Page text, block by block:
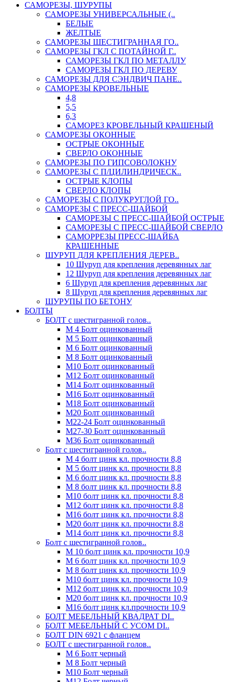
САМОРЕЗЫ, ШУРУПЫ
САМОРЕЗЫ УНИВЕРСАЛЬНЫЕ (..
БЕЛЫЕ
ЖЕЛТЫЕ
САМОРЕЗЫ ШЕСТИГРАННАЯ ГО..
САМОРЕЗЫ ГКЛ С ПОТАЙНОЙ Г..
САМОРЕЗЫ ГКЛ ПО МЕТАЛЛУ
САМОРЕЗЫ ГКЛ ПО ДЕРЕВУ
САМОРЕЗЫ ДЛЯ СЭНДВИЧ ПАНЕ..
САМОРЕЗЫ КРОВЕЛЬНЫЕ
4,8
5,5
6,3
САМОРЕЗ КРОВЕЛЬНЫЙ КРАШЕНЫЙ
САМОРЕЗЫ ОКОННЫЕ
ОСТРЫЕ ОКОННЫЕ
СВЕРЛО ОКОННЫЕ
САМОРЕЗЫ ПО ГИПСОВОЛОКНУ
САМОРЕЗЫ С П/ЦИЛИНДРИЧЕСК..
ОСТРЫЕ КЛОПЫ
СВЕРЛО КЛОПЫ
САМОРЕЗЫ С ПОЛУКРУГЛОЙ ГО..
САМОРЕЗЫ С ПРЕСС-ШАЙБОЙ
САМОРЕЗЫ С ПРЕСС-ШАЙБОЙ ОСТРЫЕ
САМОРЕЗЫ С ПРЕСС-ШАЙБОЙ СВЕРЛО
САМОРРЕЗЫ ПРЕСС-ШАЙБА
КРАШЕННЫЕ
ШУРУП ДЛЯ КРЕПЛЕНИЯ ДЕРЕВ..
10 Шуруп для крепления деревянных лаг
12 Шуруп для крепления деревянных лаг
6 Шуруп для крепления деревянных лаг
8 Шуруп для крепления деревянных лаг
ШУРУПЫ ПО БЕТОНУ
БОЛТЫ
БОЛТ с шестигранной голов..
М 4 Болт оцинкованный
М 5 Болт оцинкованный
М 6 Болт оцинкованный
М 8 Болт оцинкованный
М10 Болт оцинкованный
М12 Болт оцинкованный
М14 Болт оцинкованный
М16 Болт оцинкованный
М18 Болт оцинкованный
М20 Болт оцинкованный
М22-24 Болт оцинкованный
М27-30 Болт оцинкованный
М36 Болт оцинкованный
Болт с шестигранной голов..
М 4 болт цинк кл. прочности 8,8
М 5 болт цинк кл. прочности 8,8
М 6 болт цинк кл. прочности 8,8
М 8 болт цинк кл. прочности 8,8
М10 болт цинк кл. прочности 8,8
М12 болт цинк кл. прочности 8,8
М16 болт цинк кл. прочности 8,8
М20 болт цинк кл. прочности 8,8
М14 болт цинк кл. прочности 8,8
Болт с шестигранной голов..
М 10 болт цинк кл. прочности 10,9
М 6 болт цинк кл. прочности 10,9
М 8 болт цинк кл. прочности 10,9
М10 болт цинк кл. прочности 10,9
М12 болт цинк кл. прочности 10,9
М20 болт цинк кл. прочности 10,9
М16 болт цинк кл.прочности 10,9
БОЛТ МЕБЕЛЬНЫЙ КВАДРАТ DI..
БОЛТ МЕБЕЛЬНЫЙ С УСОМ DI..
БОЛТ DIN 6921 c фланцем
БОЛТ с шестигранной голов..
М 6 Болт черный
М 8 Болт черный
М10 Болт черный